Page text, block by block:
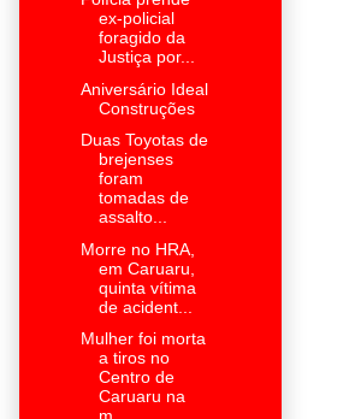
ex-policial
foragido da
Justiça por...
Aniversário Ideal
Construções
Duas Toyotas de
brejenses
foram
tomadas de
assalto...
Morre no HRA,
em Caruaru,
quinta vítima
de acident...
Mulher foi morta
a tiros no
Centro de
Caruaru na